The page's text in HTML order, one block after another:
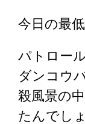
今日の
パトロー
ダンコウ
殺風景の
たんでし